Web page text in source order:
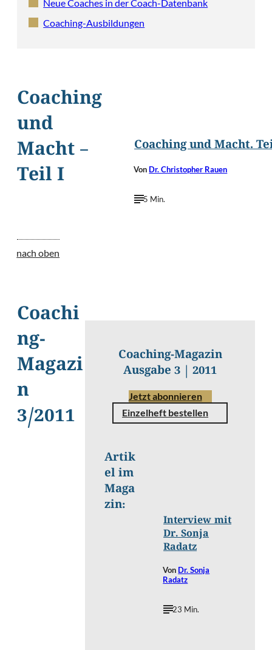
Neue Coaches in der Coach-Datenbank
Coaching-Ausbildungen
Coaching
und
Macht –
Teil I
Coaching und Macht.
Von Dr. Christopher Rauen
5 Min.
nach oben
Coachi
ng-
Magazi
n
3/2011
Coaching-Magazin
Ausgabe 3 | 2011
Jetzt abonnieren
Einzelheft bestellen
Artik
el im
Maga
zin:
Interview mit
Dr. Sonja
Radatz
Von Dr. Sonja
Radatz
23 Min.